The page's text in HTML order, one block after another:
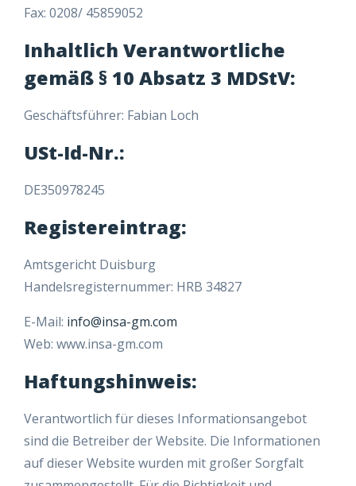
Fax: 0208/ 45859052
Inhaltlich Verantwortliche
gemäß § 10 Absatz 3 MDStV:
Geschäftsführer: Fabian Loch
USt-Id-Nr.:
DE350978245
Registereintrag:
Amtsgericht Duisburg
Handelsregisternummer: HRB 34827
E-Mail: info@insa-gm.com
Web: www.insa-gm.com
Haftungshinweis:
Verantwortlich für dieses Informationsangebot
sind die Betreiber der Website. Die Informationen
auf dieser Website wurden mit großer Sorgfalt